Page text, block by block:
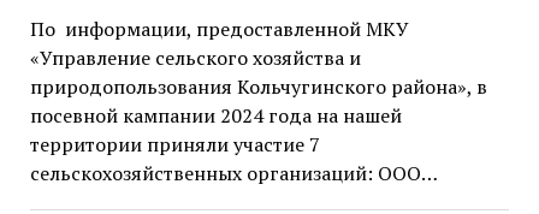
По информации, предоставленной МКУ
«Управление сельского хозяйства и
природопользования Кольчугинского района», в
посевной кампании 2024 года на нашей
территории приняли участие 7
сельскохозяйственных организаций: ООО…